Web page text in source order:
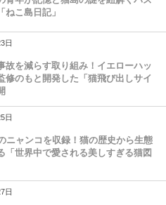
ねこ島日記」
日
故を減らす取り組み！イエローハッ
修のもと開発した「猫飛び出しサイ
日
ニャンコを収録！猫の歴史から生態
「世界中で愛される美しすぎる猫図
日